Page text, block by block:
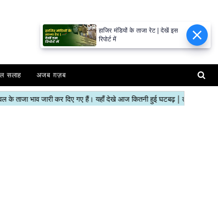
सलाह अजब ग़ज़ब
हाजिर मंडियों के ताजा रेट | देखें इस
रिपोर्ट में